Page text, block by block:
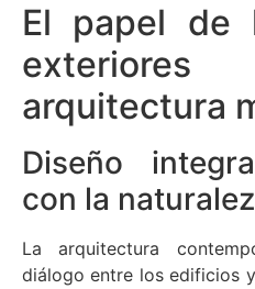
El papel de
arquitectura
Diseño
con la
La arquitectura
diálogo entre los edificios